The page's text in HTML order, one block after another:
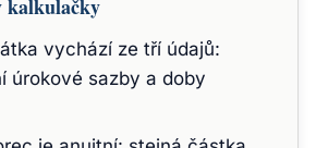
kalkulačky
vychází ze tří údajů:
úrokové sazby a doby